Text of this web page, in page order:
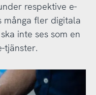
respektive e-
många fler digitala
inte ses som en
tjänster.